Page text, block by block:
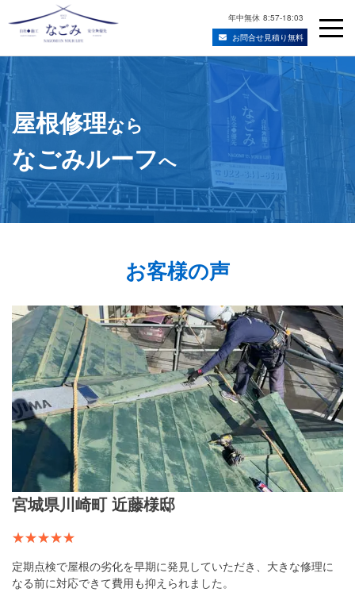
Skip
to
content
年中無休 8:57-18:03
お問合せ見積り無料
宮城県仙台市の屋根修理・雨漏り修理業者
屋根修理なら
なごみルーフへ
お客様の声
宮城県川崎町 近藤様邸
定期点検で屋根の劣化を早期に発見していただき、大きな修理に
なる前に対応できて費用も抑えられました。